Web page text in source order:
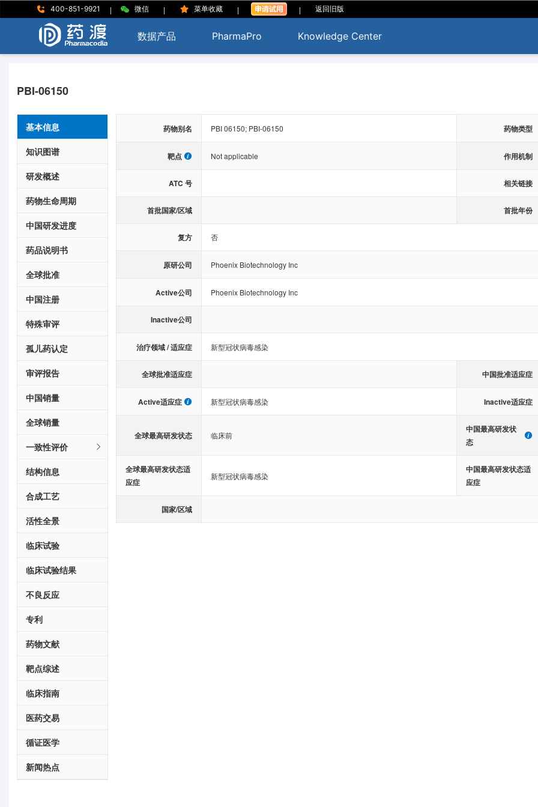
400-851-9921 | 微信 | 菜单收藏 | | 返回旧版
数据产品 PharmaPro Knowledge Center
PBI-06150
基本信息
知识图谱
研发概述
药物生命周期
中国研发进度
药品说明书
全球批准
中国注册
特殊审评
孤儿药认定
审评报告
中国销量
全球销量
一致性评价
结构信息
合成工艺
活性全景
临床试验
临床试验结果
不良反应
专利
药物文献
靶点综述
临床指南
医药交易
循证医学
新闻热点
药物别名 PBI 06150; PBI-06150 药物类型
靶点 Not applicable 作用机制
ATC 号 相关链接
首批国家/区域 首批年份
复方 否
原研公司 Phoenix Biotechnology Inc
Active公司 Phoenix Biotechnology Inc
Inactive公司
治疗领域 / 适应症 新型冠状病毒感染
全球批准适应症 中国批准适应症
Active适应症 新型冠状病毒感染 Inactive适应症
全球最高研发状态 临床前
中国最高研发状
态
全球最高研发状态适
应症
新型冠状病毒感染
中国最高研发状态适
应症
国家/区域